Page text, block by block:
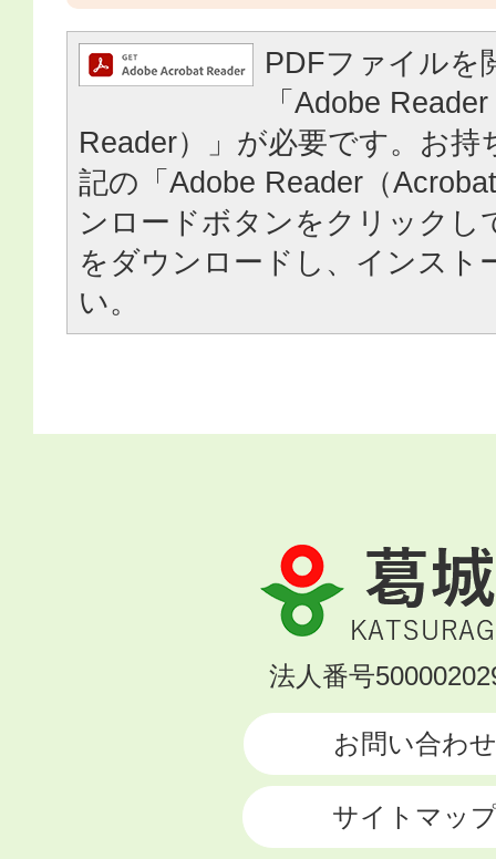
PDFファイルを
「Adobe
Reader）」が必要です。お持
記の「Adobe Reader（
ンロードボタンをクリックし
をダウンロードし、インスト
い。
葛
城
市
KATSURAGI
法人番号
お問い合わせ
サイトマッ